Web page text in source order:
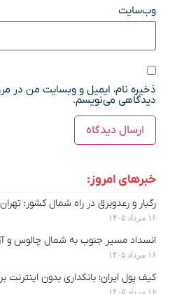
وب‌سایت
ذخیره نام، ایمیل و وبسایت من در
دیدگاهی می‌نویسم.
خبرهای امروز:
رگبار و رعدوبرق در راه شمال کشور؛
۱۶ مرداد ۱۴۰۵
انسداد مسیر جنوب به شمال چالوس و
۱۶ مرداد ۱۴۰۵
کیف پول ایران؛ بانکداری بدون اینترنت برای ۹۰ میلیون
۱۶ مرداد ۱۴۰۵